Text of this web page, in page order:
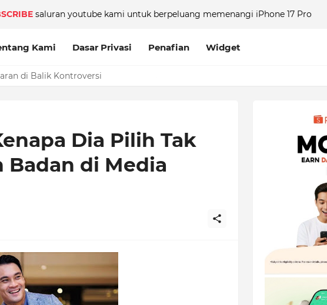
saluran youtube kami untuk berpeluang memenangi iPhone 17 Pro
Kami Dasar Privasi Penafian Widget
di Balik Kontroversi
Dia Pilih Tak
Badan di Media